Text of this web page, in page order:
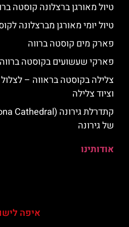
טיול מאורגן ברצלונה קוסטה
טיול יומי מאורגן מברצלונה
פארק מים קוסטה ברווה
פארקי שעשועים בקוסטה ברווה
צלילה בקוסטה בראווה –
וציוד צלילה
של גירונה
אודותינו
איפה